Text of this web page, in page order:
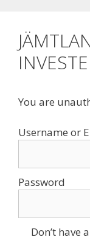
You are
Username or
Password
Don’t have